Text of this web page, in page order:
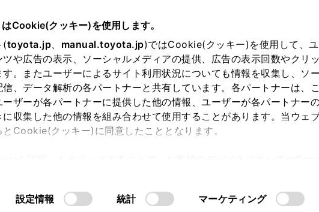
Cookie(クッキー)を使用します。
(toyota.jp、 manual.toyota.jp)ではCookie(クッキー)を使用して、
や広告の表示、ソーシャルメディアの提供、広告の表示回数やクリ
。またユーザーによるサイト利用状況についても情報を収集し、ソ
信、データ解析の各パートナーと共有しています。各パートナーは、
ーザーが各パートナーに提供した他の情報、ユーザーが各パートナー
に収集した他の情報を組み合わせて使用することがあります。当ウェ
Cookie(クッキー)に同意したこととなります。
さい。
設定情報 統計 マーケティング
現在地を取得できませんでした。
該当する地域・都道府県をお選びください。
旭川 釧路 札幌
青森県 岩手県 宮城県 秋田県
3つの買い方 オンライン購入 お気に入り